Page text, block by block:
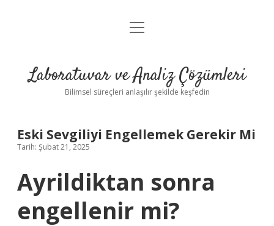
Anasayfa
Yasal Uyarı
menüyü
Laboratuvar ve Analiz Çözümleri
Bilimsel süreçleri anlaşılır şekilde keşfedin
Eski Sevgiliyi Engellemek Gerekir Mi
Tarih: Şubat 21, 2025
Ayrildiktan sonra
engellenir mi?